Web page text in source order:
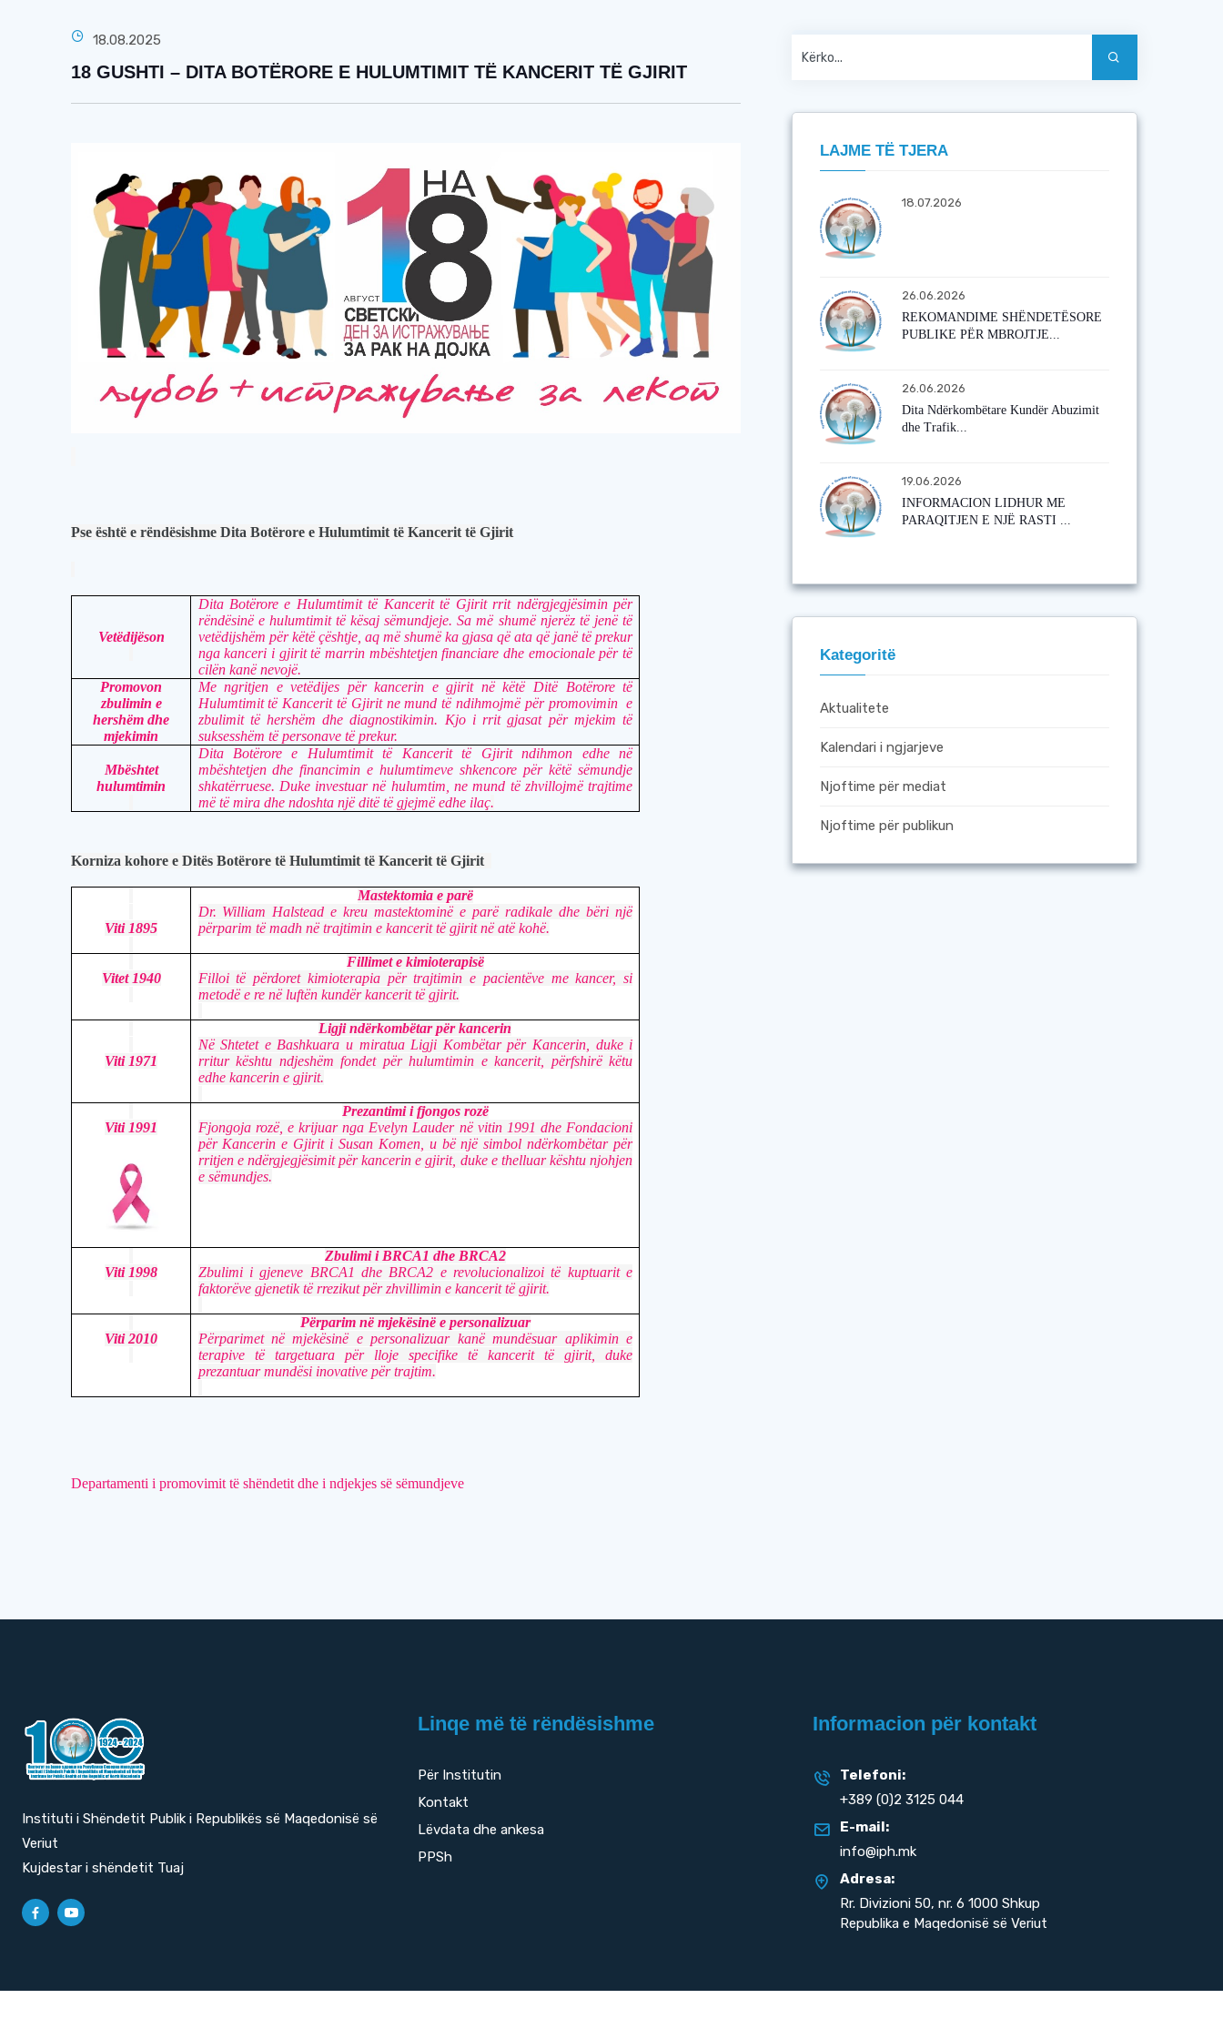
18.08.2025
18 GUSHTI – DITA BOTËRORE E HULUMTIMIT TË KANCERIT TË GJIRIT
Pse është e rëndësishme Dita Botërore e Hulumtimit të Kancerit të Gjirit
Vetëdijëson
Dita Botërore e Hulumtimit të Kancerit të Gjirit rrit ndërgjegjësimin për
rëndësinë e hulumtimit të kësaj sëmundjeje. Sa më shumë njerëz të jenë të
vetëdijshëm për këtë çështje, aq më shumë ka gjasa që ata që janë të prekur
nga kanceri i gjirit të marrin mbështetjen financiare dhe emocionale për të
cilën kanë nevojë.
Promovon
zbulimin e
hershëm dhe
mjekimin
Me ngritjen e vetëdijes për kancerin e gjirit në këtë Ditë Botërore të
Hulumtimit të Kancerit të Gjirit ne mund të ndihmojmë për promovimin e
zbulimit të hershëm dhe diagnostikimin. Kjo i rrit gjasat për mjekim të
suksesshëm të personave të prekur.
Mbështet
hulumtimin
Dita Botërore e Hulumtimit të Kancerit të Gjirit ndihmon edhe në
mbështetjen dhe financimin e hulumtimeve shkencore për këtë sëmundje
shkatërruese. Duke investuar në hulumtim, ne mund të zhvillojmë trajtime
më të mira dhe ndoshta një ditë të gjejmë edhe ilaç.
Korniza kohore e Ditës Botërore të Hulumtimit të Kancerit të Gjirit
Viti 1895
Mastektomia e parë
Dr. William Halstead e kreu mastektominë e parë radikale dhe bëri një
përparim të madh në trajtimin e kancerit të gjirit në atë kohë.
Vitet 1940
Fillimet e kimioterapisë
Filloi të përdoret kimioterapia për trajtimin e pacientëve me kancer, si
metodë e re në luftën kundër kancerit të gjirit.
Viti 1971
Ligji ndërkombëtar për kancerin
Në Shtetet e Bashkuara u miratua Ligji Kombëtar për Kancerin, duke i
rritur kështu ndjeshëm fondet për hulumtimin e kancerit, përfshirë këtu
edhe kancerin e gjirit.
Viti 1991
Prezantimi i fjongos rozë
Fjongoja rozë, e krijuar nga Evelyn Lauder në vitin 1991 dhe Fondacioni
për Kancerin e Gjirit i Susan Komen, u bë një simbol ndërkombëtar për
rritjen e ndërgjegjësimit për kancerin e gjirit, duke e thelluar kështu njohjen
e sëmundjes.
Viti 1998
Zbulimi i BRCA1 dhe BRCA2
Zbulimi i gjeneve BRCA1 dhe BRCA2 e revolucionalizoi të kuptuarit e
faktorëve gjenetik të rrezikut për zhvillimin e kancerit të gjirit.
Viti 2010
Përparim në mjekësinë e personalizuar
Përparimet në mjekësinë e personalizuar kanë mundësuar aplikimin e
terapive të targetuara për lloje specifike të kancerit të gjirit, duke
prezantuar mundësi inovative për trajtim.
Departamenti i promovimit të shëndetit dhe i ndjekjes së sëmundjeve
LAJME TË TJERA
18.07.2026
26.06.2026
REKOMANDIME SHËNDETËSORE
PUBLIKE PËR MBROJTJE...
26.06.2026
Dita Ndërkombëtare Kundër Abuzimit
dhe Trafik...
19.06.2026
INFORMACION LIDHUR ME
PARAQITJEN E NJË RASTI ...
Kategoritë
Aktualitete
Kalendari i ngjarjeve
Njoftime për mediat
Njoftime për publikun
Instituti i Shëndetit Publik i Republikës së Maqedonisë së
Veriut
Kujdestar i shëndetit Tuaj
Linqe më të rëndësishme
Për Institutin
Kontakt
Lëvdata dhe ankesa
PPSh
Informacion për kontakt
Telefoni:
+389 (0)2 3125 044
E-mail:
info@iph.mk
Adresa:
Rr. Divizioni 50, nr. 6 1000 Shkup
Republika e Maqedonisë së Veriut